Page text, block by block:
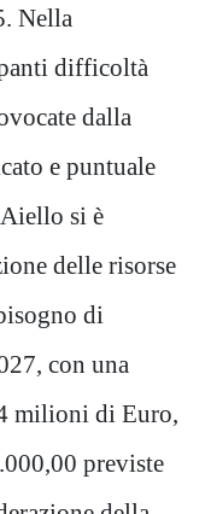
Nella
difficoltà
dalla
e puntuale
si è
delle risorse
di
con una
milioni di Euro,
previste